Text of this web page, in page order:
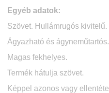
Egyéb adatok:
Szövet. Hullámrugós kivitelű.
Ágyazható és ágyneműtartós.
Magas fekhelyes.
Termék hátulja szövet.
Képpel azonos vagy